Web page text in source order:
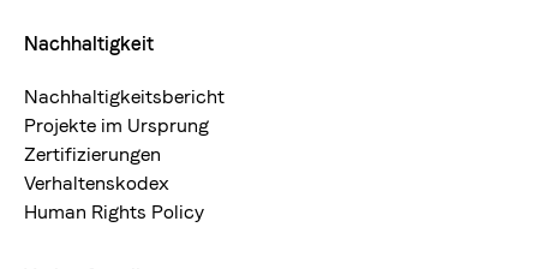
Nachhaltigkeit
Nachhaltigkeitsbericht
Projekte im Ursprung
Zertifizierungen
Verhaltenskodex
Human Rights Policy